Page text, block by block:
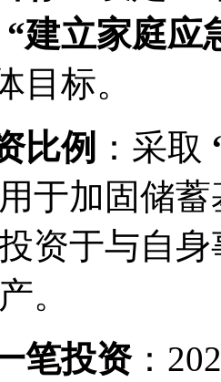
“建立家庭应
目标。
比例 ：采取
于加固储
资于与自
。
笔投资：